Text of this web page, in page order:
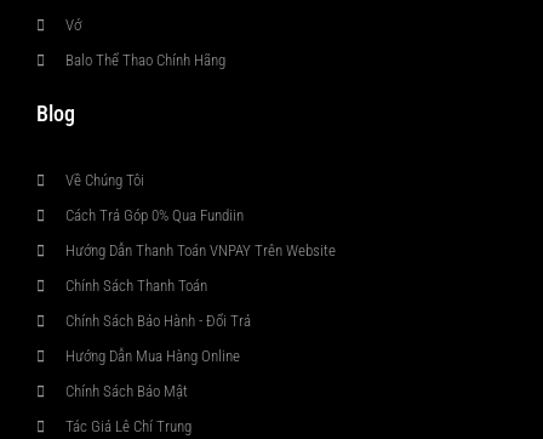
Vớ
Balo Thể Thao Chính Hãng
Blog
Về Chúng Tôi
Cách Trả Góp 0% Qua Fundiin
Hướng Dẫn Thanh Toán VNPAY Trên Website
Chính Sách Thanh Toán
Chính Sách Bảo Hành - Đổi Trả
Hướng Dẫn Mua Hàng Online
Chính Sách Bảo Mật
Tác Giả Lê Chí Trung